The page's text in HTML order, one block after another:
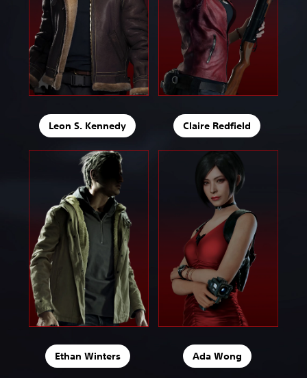
Leon S. Kennedy Claire Redfield
Ethan Winters Ada Wong